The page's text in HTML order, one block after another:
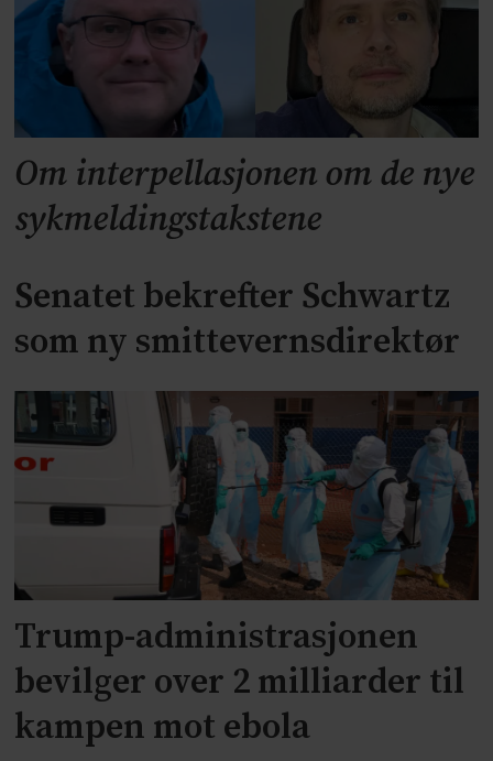
Om interpellasjonen om de nye
sykmeldingstakstene
Senatet bekrefter Schwartz
som ny smittevernsdirektør
Trump-administrasjonen
bevilger over 2 milliarder til
kampen mot ebola